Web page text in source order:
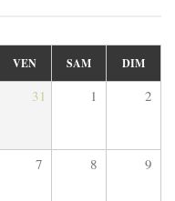
VEN SAM DIM
31 1 2
7 8 9